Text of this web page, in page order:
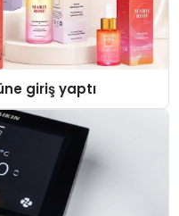
giriş yaptı